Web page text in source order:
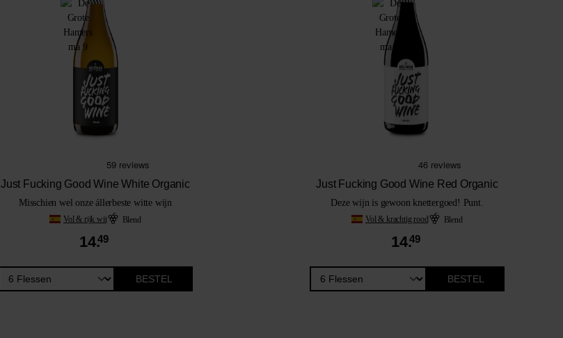
Just Fucking Good Wine White Organic
Misschien wel onze állerbeste witte wijn
Vol & rijk wit Blend
14.49
BESTEL
Just Fucking Good Wine Red Organic
Deze wijn is gewoon knettergoed! Punt.
Vol & krachtig rood Blend
14.49
BESTEL